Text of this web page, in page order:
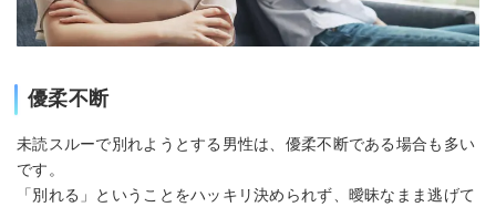
優柔不断
未読スルーで別れようとする男性は、優柔不断である場合も多い
です。
「別れる」ということをハッキリ決められず、曖昧なまま逃げて